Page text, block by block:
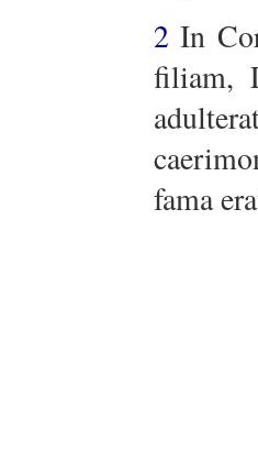
2 In
filiam,
fama